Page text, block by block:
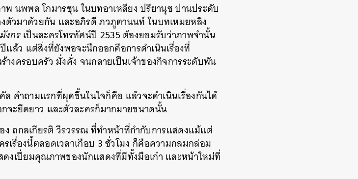
พ นพพล โกมารชุน ในบทอาเหลียง ปรียานุช ปานประดับ
ตัวมาด้วยกัน และอภิรดี ภวภูตานนท์ ในบทเหมยหลิง
งกรเป็นละครโทรทัศน์ปี 2535 ต้องยอมรับว่าภาพจำนั้น
แล้ว แต่สิ่งที่ยังพอจะนึกออกคือการดำเนินเรื่องที่
งครอบครัว มั่งคั่ง จนกลายเป็นเจ้าของกิจการระดับพัน
คำถามแรกที่ผุดขึ้นในใจก็คือ แล้วจะดำเนินเรื่องกันได้
กจะยืดยาว และตัวละครก็มากมายขนาดนั้น
ถกลเกียรติ วีรวรรณ ที่ทำหน้าที่กำกับการแสดงแม้แต่
เรื่องนี้ตลอดเวลาเกือบ 3 ชั่วโมง ก็คือความกลมกล่อม
สดงเปี่ยมคุณภาพของนักแสดงที่มีทั้งมือเก๋า และหน้าใหม่ที่